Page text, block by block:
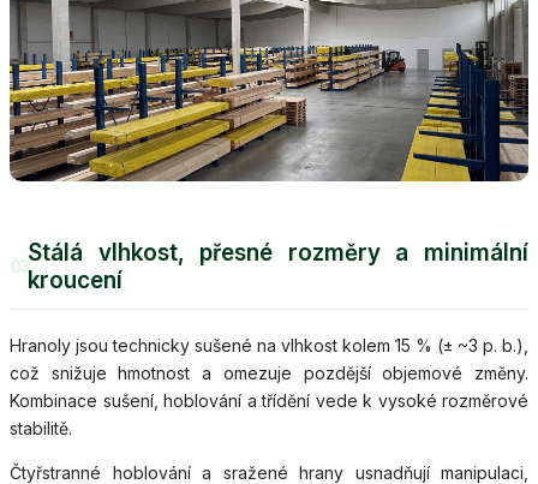
03Stálá vlhkost, přesné rozměry a minimální
kroucení
Hranoly jsou technicky sušené na vlhkost kolem 15 % (± ~3 p. b.),
což snižuje hmotnost a omezuje pozdější objemové změny.
Kombinace sušení, hoblování a třídění vede k vysoké rozměrové
stabilitě.
Čtyřstranné hoblování a sražené hrany usnadňují manipulaci,